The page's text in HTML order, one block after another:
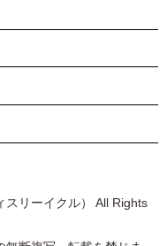
リーイクル） All Rights